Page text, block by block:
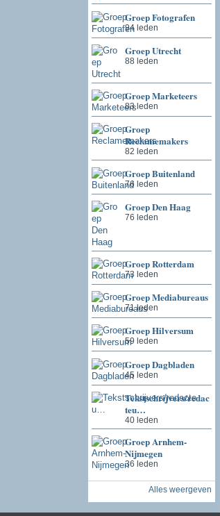
Groep Fotografen
94 leden
Groep Utrecht
88 leden
Groep Marketeers
83 leden
Groep
Reclamemakers
82 leden
Groep Buitenland
76 leden
Groep Den Haag
76 leden
Groep Rotterdam
73 leden
Groep Mediabureaus
71 leden
Groep Hilversum
59 leden
Groep Dagbladen
45 leden
Tekstschrijvers/redac
teu…
40 leden
Groep Arnhem-
Nijmegen
36 leden
Alles weergeven